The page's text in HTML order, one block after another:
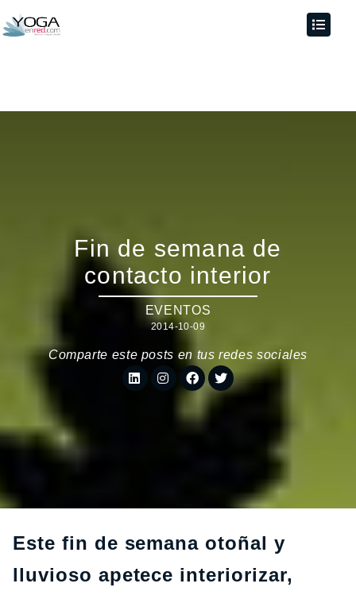
Fin de semana de
contacto interior
EVENTOS
2014-10-09
Comparte este posts en tus redes sociales
Este fin de semana otoñal y
lluvioso apetece interiorizar,